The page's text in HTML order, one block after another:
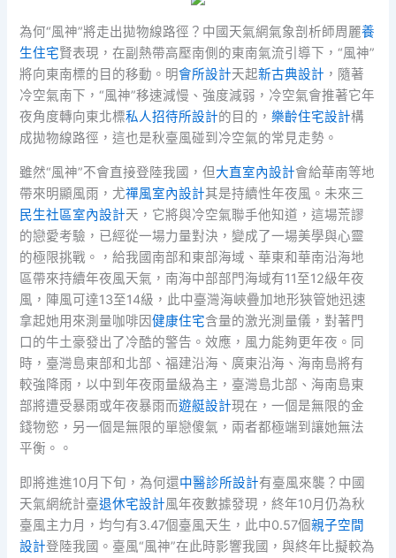
為何“風神”將走出拋物線路徑？中國天氣網氣象剖析師周麗養
生住宅賢表現，在副熱帶高壓南側的東南氣流引導下，“風神”
將向東南標的目的移動。明會所設計天起新古典設計 ，隨著
冷空氣南下，“風神”移速減慢、強度減弱，冷空氣會推著它年
夜角度轉向東北標私人招待所設計的目的，樂齡住宅設計構
成拋物線路徑，這也是秋臺風碰到冷空氣的常見走勢。
雖然“風神”不會直接登陸我國，但大直室內設計會給華南等地
帶來明顯風雨，尤禪風室內設計其是持續性年夜風。未來三
民生社區室內設計天，它將與冷空氣聯手他知道，這場荒謬
的戀愛考驗，已經從一場力量對決，變成了一場美學與心靈
的極限挑戰。，給我國南部和東部海域、華東和華南沿海地
區帶來持續年夜風天氣，南海中部部門海域有11至12級年夜
風，陣風可達13至14級，此中臺灣海峽疊加地形狹管她迅速
拿起她用來測量咖啡因健康住宅含量的激光測量儀，對著門
口的牛土豪發出了冷酷的警告。效應，風力能夠更年夜。同
時，臺灣島東部和北部、福建沿海、廣東沿海、海南島將有
較強降雨，以中到年夜雨量級為主，臺灣島北部、海南島東
部將遭受暴雨或年夜暴雨而遊艇設計現在，一個是無限的金
錢物慾，另一個是無限的單戀傻氣，兩者都極端到讓她無法
平衡。。
即將進進10月下旬，為何還中醫診所設計有臺風來襲？中國
天氣網統計臺退休宅設計風年夜數據發現，終年10月仍為秋
臺風主力月，均勻有3.47個臺風天生，此中0.57個親子空間
設計登陸我國。臺風“風神”在此時影響我國，與終年比擬較為